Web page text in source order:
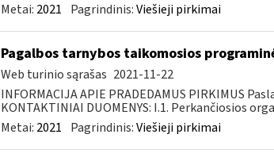
Metai: 2021 Pagrindinis:Viešieji pirkimai
Pagalbos tarnybos taikomosios
Web turinio sąrašas 2021-11-22
INFORMACIJA APIE PRADEDAMUS PIRKIMUS
KONTAKTINIAI DUOMENYS: I.1. Perkančiosios
Metai: 2021 Pagrindinis:Viešieji pirkimai